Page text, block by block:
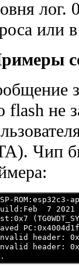
лог.
или
flash не
Чип
ROM:esp32c3-
7 2021
header:
header: